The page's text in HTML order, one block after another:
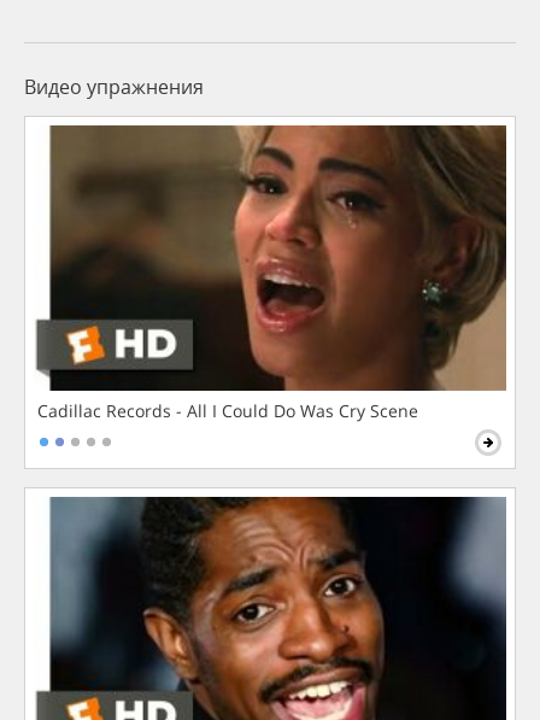
Видео упражнения
Cadillac Records - All I Could Do Was Cry Scene